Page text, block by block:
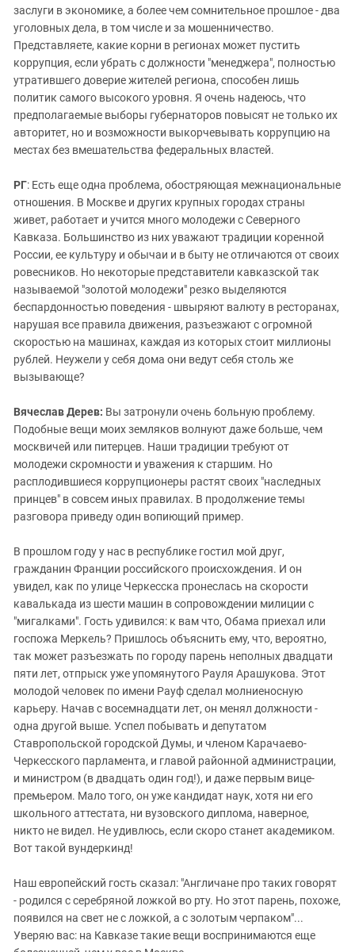
заслуги в экономике, а более чем сомнительное прошлое - два
уголовных дела, в том числе и за мошенничество.
Представляете, какие корни в регионах может пустить
коррупция, если убрать с должности "менеджера", полностью
утратившего доверие жителей региона, способен лишь
политик самого высокого уровня. Я очень надеюсь, что
предполагаемые выборы губернаторов повысят не только их
авторитет, но и возможности выкорчевывать коррупцию на
местах без вмешательства федеральных властей.
РГ: Есть еще одна проблема, обостряющая межнациональные
отношения. В Москве и других крупных городах страны
живет, работает и учится много молодежи с Северного
Кавказа. Большинство из них уважают традиции коренной
России, ее культуру и обычаи и в быту не отличаются от своих
ровесников. Но некоторые представители кавказской так
называемой "золотой молодежи" резко выделяются
беспардонностью поведения - швыряют валюту в ресторанах,
нарушая все правила движения, разъезжают с огромной
скоростью на машинах, каждая из которых стоит миллионы
рублей. Неужели у себя дома они ведут себя столь же
вызывающе?
Вячеслав Дерев: Вы затронули очень больную проблему.
Подобные вещи моих земляков волнуют даже больше, чем
москвичей или питерцев. Наши традиции требуют от
молодежи скромности и уважения к старшим. Но
расплодившиеся коррупционеры растят своих "наследных
принцев" в совсем иных правилах. В продолжение темы
разговора приведу один вопиющий пример.
В прошлом году у нас в республике гостил мой друг,
гражданин Франции российского происхождения. И он
увидел, как по улице Черкесска пронеслась на скорости
кавалькада из шести машин в сопровождении милиции с
"мигалками". Гость удивился: к вам что, Обама приехал или
госпожа Меркель? Пришлось объяснить ему, что, вероятно,
так может разъезжать по городу парень неполных двадцати
пяти лет, отпрыск уже упомянутого Рауля Арашукова. Этот
молодой человек по имени Рауф сделал молниеносную
карьеру. Начав с восемнадцати лет, он менял должности -
одна другой выше. Успел побывать и депутатом
Ставропольской городской Думы, и членом Карачаево-
Черкесского парламента, и главой районной администрации,
и министром (в двадцать один год!), и даже первым вице-
премьером. Мало того, он уже кандидат наук, хотя ни его
школьного аттестата, ни вузовского диплома, наверное,
никто не видел. Не удивлюсь, если скоро станет академиком.
Вот такой вундеркинд!
Наш европейский гость сказал: "Англичане про таких говорят
- родился с серебряной ложкой во рту. Но этот парень, похоже,
появился на свет не с ложкой, а с золотым черпаком"...
Уверяю вас: на Кавказе такие вещи воспринимаются еще